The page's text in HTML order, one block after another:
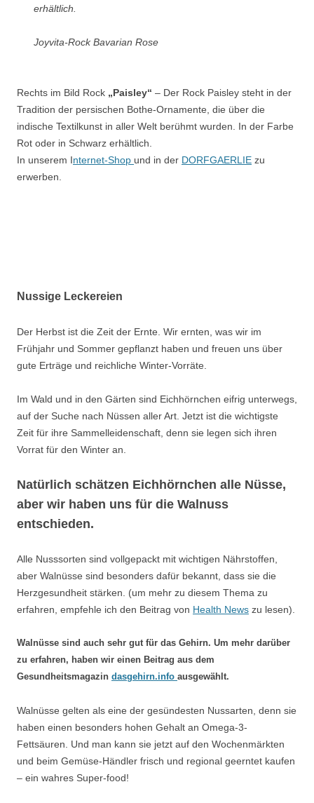
erhältlich.
Joyvita-Rock Bavarian Rose
Rechts im Bild Rock „Paisley“ – Der Rock Paisley steht in der
Tradition der persischen Bothe-Ornamente, die über die
indische Textilkunst in aller Welt berühmt wurden. In der Farbe
Rot oder in Schwarz erhältlich.
In unserem Internet-Shop und in der DORFGAERLIE zu
erwerben.
Nussige Leckereien
Der Herbst ist die Zeit der Ernte. Wir ernten, was wir im
Frühjahr und Sommer gepflanzt haben und freuen uns über
gute Erträge und reichliche Winter-Vorräte.
Im Wald und in den Gärten sind Eichhörnchen eifrig unterwegs,
auf der Suche nach Nüssen aller Art. Jetzt ist die wichtigste
Zeit für ihre Sammelleidenschaft, denn sie legen sich ihren
Vorrat für den Winter an.
Natürlich schätzen Eichhörnchen alle Nüsse,
aber wir haben uns für die Walnuss
entschieden.
Alle Nusssorten sind vollgepackt mit wichtigen Nährstoffen,
aber Walnüsse sind besonders dafür bekannt, dass sie die
Herzgesundheit stärken. (um mehr zu diesem Thema zu
erfahren, empfehle ich den Beitrag von Health News zu lesen).
Walnüsse sind auch sehr gut für das Gehirn. Um mehr darüber
zu erfahren, haben wir einen Beitrag aus dem
Gesundheitsmagazin dasgehirn.info ausgewählt.
Walnüsse gelten als eine der gesündesten Nussarten, denn sie
haben einen besonders hohen Gehalt an Omega-3-
Fettsäuren. Und man kann sie jetzt auf den Wochenmärkten
und beim Gemüse-Händler frisch und regional geerntet kaufen
– ein wahres Super-food!